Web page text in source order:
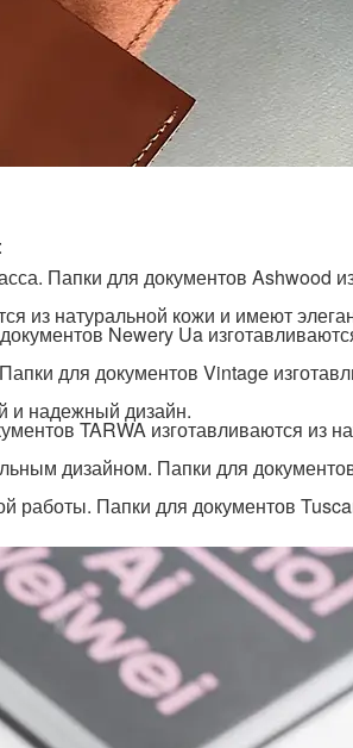
Папки для документов Ashwood
из натуральной кожи и имеют
Newery Ua
для документов Vintage
и надежный дизайн.
TARWA изготавливаются из
дизайном. Папки для
работы. Папки для документов